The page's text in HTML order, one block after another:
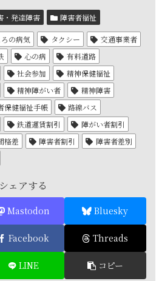
・発達障害 障害者福祉
ろの病気 タクシー
交通事業者
心の病
有料道路
社会参加
精神保健福祉
精神障がい者
精神障害
保健福祉手帳
路線バス
鉄道運賃割引
障がい者割引
格差 障害者割引
障害者差別
シェアする
Mastodon Bluesky
Facebook Threads
LINE コピー